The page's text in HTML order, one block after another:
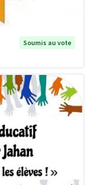
Soumis au vote